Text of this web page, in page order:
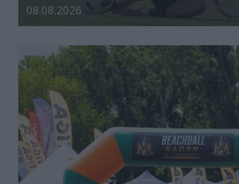
Data dodania galerii:
08.08.2026